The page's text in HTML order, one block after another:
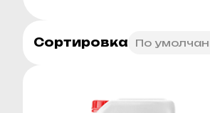
Сортировка